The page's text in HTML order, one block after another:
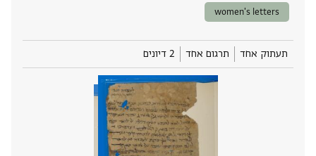
women's letters
תעתוק אחד תרגום אחד 2 דיונים